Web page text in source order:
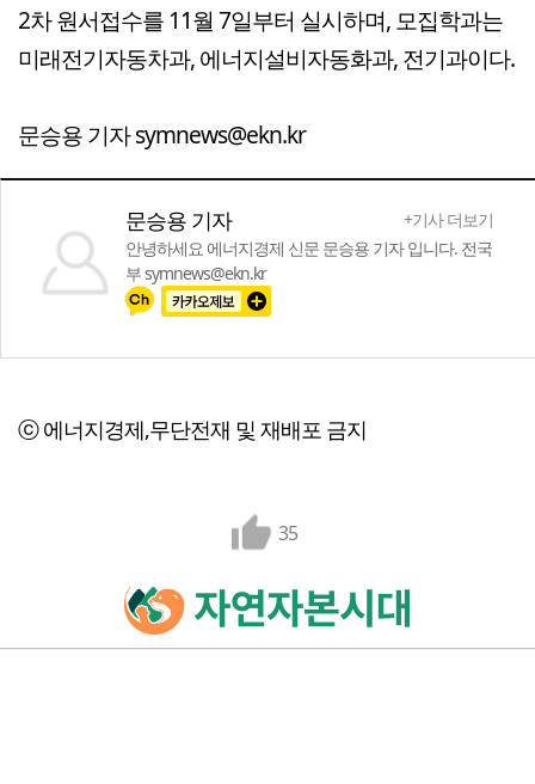
2차 원서접수를 11월 7일부터 실시하며, 모집학과는
미래전기자동차과, 에너지설비자동화과, 전기과이다.
문승용 기자 symnews@ekn.kr
문승용 기자
+기사 더보기
안녕하세요 에너지경제 신문 문승용 기자 입니다. 전국
부 symnews@ekn.kr
ⓒ 에너지경제,무단전재 및 재배포 금지
35